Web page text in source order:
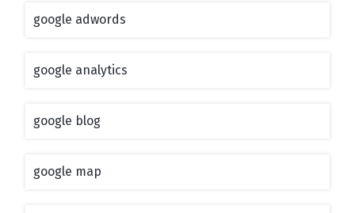
google adwords
google analytics
google blog
google map